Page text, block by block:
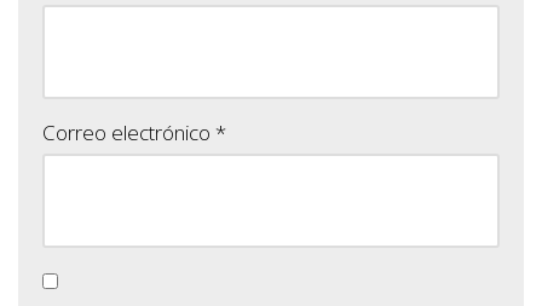
Correo electrónico *